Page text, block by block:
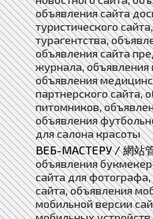
объявления сайта
туристического
турагентства,
объявления сайта
журнала, объявления
объявления
партнерского сайта,
питомников,
объявления
для салона красоты
ВЕБ-МАСТЕРУ / 網站
объявления
сайта для
сайта, объявления
мобильной версии